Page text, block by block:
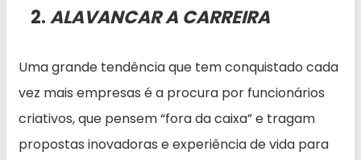
2.ALAVANCAR A CARREIRA
Uma grande tendência que tem conquistado cada
vez mais empresas é a procura por funcionários
criativos, que pensem “fora da caixa” e tragam
propostas inovadoras e experiência de vida para